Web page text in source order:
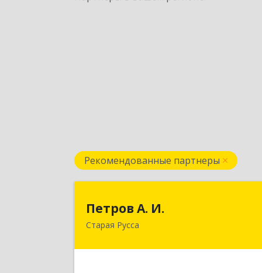
Рекомендованные партнеры
Петров А. И.
Старая Русса
Старая Русса, пер.Волотовский, д.23